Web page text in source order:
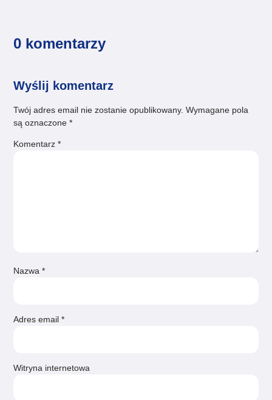
0 komentarzy
Wyślij komentarz
Twój adres email nie zostanie opublikowany. Wymagane pola
są oznaczone*
Komentarz*
Nazwa*
Adres email*
Witryna internetowa